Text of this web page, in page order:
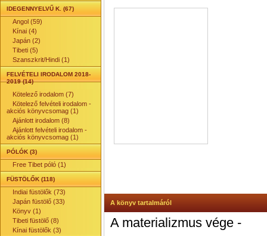
IDEGENNYELVŰ K. (67)
Angol (59)
Kínai (4)
Japán (2)
Tibeti (5)
Szanszkrit/Hindi (1)
FELVÉTELI IRODALOM 2018-
2019 (14)
Kötelező irodalom (7)
Kötelező felvételi irodalom -
akciós könyvcsomag (1)
Ajánlott irodalom (8)
Ajánlott felvételi irodalom -
akciós könyvcsomag (1)
PÓLÓK (3)
Free Tibet póló (1)
FÜSTÖLŐK (118)
Indiai füstölők (73)
Japán füstölő (33)
Könyv (1)
Tibeti füstölő (8)
Kínai füstölők (3)
A könyv tartalmáról
A materializmus vége -